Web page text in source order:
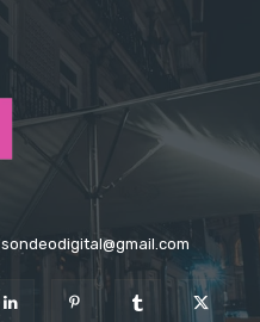
sondeodigital@gmail.com